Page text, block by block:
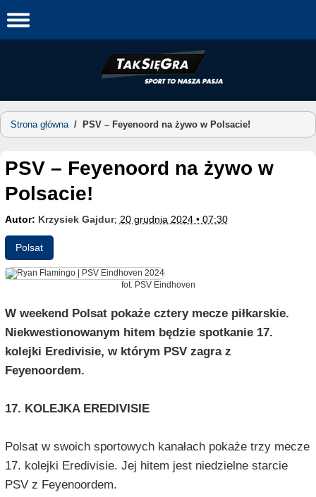
to
Strona główna/ PSV – Feyenoord na żywo w Polsacie!
PSV – Feyenoord na żywo w
Polsacie!
Autor: Krzysiek Gajdur; 20 grudnia 2024 • 07:30
Polsat
fot. PSV Eindhoven
W weekend Polsat pokaże cztery mecze piłkarskie.
Niekwestionowanym hitem będzie spotkanie 17.
kolejki Eredivisie, w którym PSV zagra z
Feyenoordem.
17. KOLEJKA EREDIVISIE
Polsat w swoich sportowych kanałach pokaże trzy mecze
17. kolejki Eredivisie. Jej hitem jest niedzielne starcie
PSV z Feyenoordem.